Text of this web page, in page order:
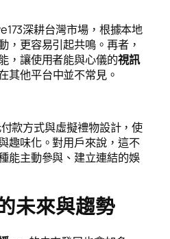
深耕台灣市場，根據本地
，更容易引起共鳴。再者，
，讓使用者能與心儀的視訊
其他平台中並不常見。
款方式與虛擬禮物設計，使
趣味化。對用戶來說，這不
能主動參與、建立連結的娛
未來與趨勢